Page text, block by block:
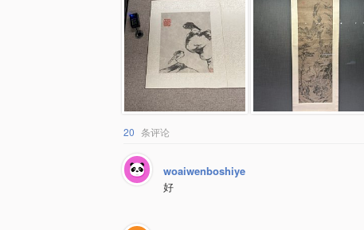
20 条评论
woaiwenboshiye
好